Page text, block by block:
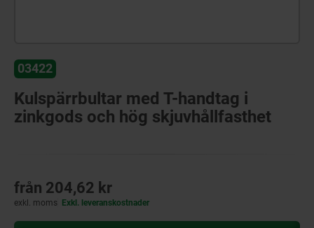
03422
Kulspärrbultar med T-handtag i
zinkgods och hög skjuvhållfasthet
från 204,62 kr
exkl. moms Exkl. leveranskostnader